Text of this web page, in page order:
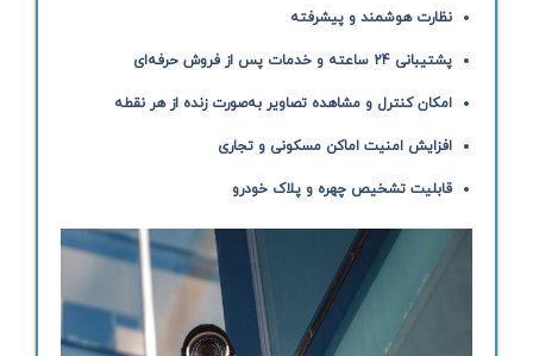
نظارت هوشمند و پیشرفته
پشتیبانی 24 ساعته و خدمات پس از فروش حرفه‌ای
امکان کنترل و مشاهده تصاویر به‌صورت زنده از هر نقطه
افزایش امنیت اماکن مسکونی و تجاری
قابلیت تشخیص چهره و پلاک خودرو